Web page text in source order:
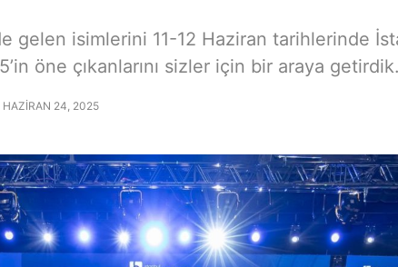
gelen isimlerini 11-12 Haziran tarihlerinde
öne çıkanlarını sizler için bir araya getirdik.
HAZIRAN 24, 2025